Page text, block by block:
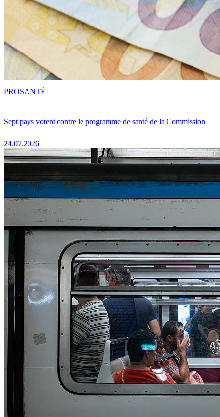
Sept pays votent contre le programme de santé de la Commission
24.07.2026
PROSANTÉ